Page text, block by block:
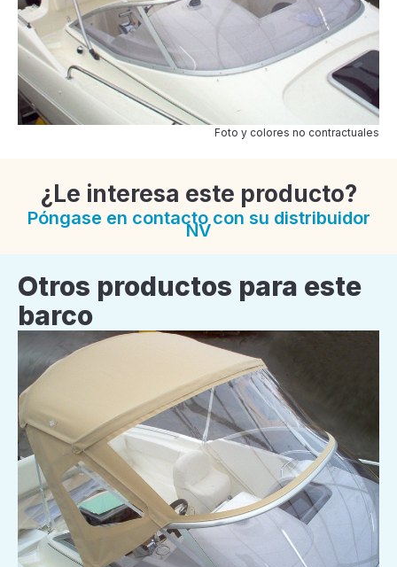
Foto y colores no contractuales
¿Le interesa este producto?
Póngase en contacto con su distribuidor
NV
Otros productos para este
barco